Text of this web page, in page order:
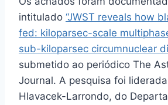
intitulado “JWST reveals how
fed: kiloparsec-scale
sub-kiloparsec circumnuclear
submetido ao periódico The
Journal. A pesquisa foi
Hlavacek-Larrondo, do